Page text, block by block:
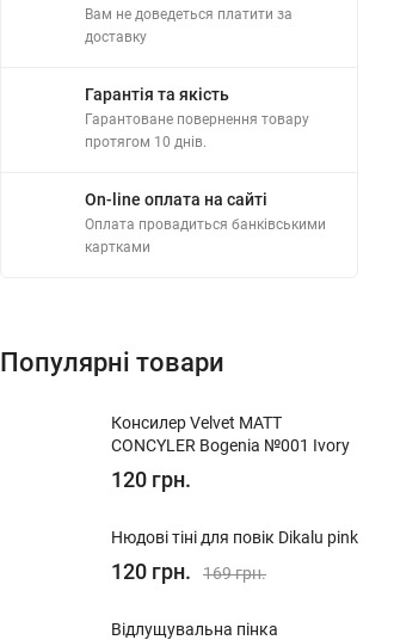
Вам не доведеться платити за
доставку
Гарантія та якість
Гарантоване повернення товару
протягом 10 днів.
On-line оплата на сайті
Оплата провадиться банківськими
картками
Популярні товари
Консилер Velvet MATT
CONCYLER Bogenia №001 Ivory
120 грн.
Нюдові тіні для повік Dikalu pink
120 грн. 169 грн.
Відлущувальна пінка